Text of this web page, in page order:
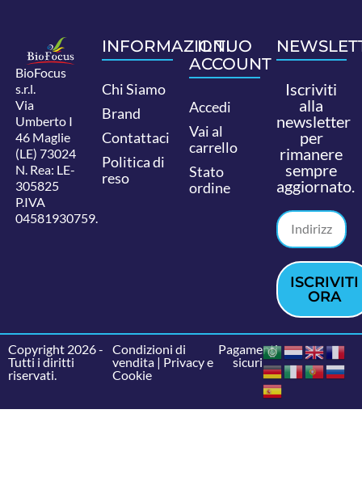
BioFocus
s.r.l.
Via
Umberto I
46 Maglie
(LE) 73024
N. Rea: LE-
305825
P.IVA
04581930759.
INFORMAZIONI
Chi Siamo
Brand
Contattaci
Politica di
reso
IL TUO
ACCOUNT
Accedi
Vai al
carrello
Stato
ordine
Iscriviti
alla
newsletter
per
rimanere
sempre
aggiornato.
ISCRIVITI
ORA
Copyright 2026 -
Tutti i diritti
riservati.
Condizioni di
vendita| Privacy e
Cookie
Pagamenti
sicuri